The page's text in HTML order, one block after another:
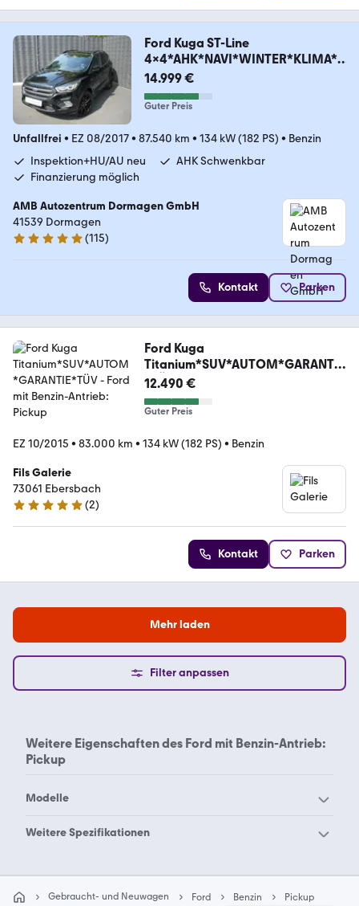
Ford Kuga ST-Line
4x4*AHK*NAVI*WINTER*KLIMA*2
.HD*
14.999 €
Guter Preis
Unfallfrei • EZ 08/2017• 87.540 km • 134 kW (182 PS) • Benzin
Inspektion+HU/AU neu
AHK Schwenkbar
Finanzierung möglich
AMB Autozentrum Dormagen GmbH
41539 Dormagen
4.9 Sterne
(115)
Kontakt Parken
Ford Kuga
Titanium*SUV*AUTOM*GARANTIE
*TÜV
12.490 €
Guter Preis
EZ 10/2015 • 83.000 km • 134 kW (182 PS) • Benzin
Fils Galerie
73061 Ebersbach
5 Sterne
(2)
Kontakt Parken
Mehr laden
Filter anpassen
Weitere Eigenschaften des Ford mit Benzin-Antrieb:
Pickup
Modelle
Ford Aerostar
Ford C-Max
Ford Capri
Weitere Spezifikationen
Gebraucht- und Neuwagen Ford Benzin Pickup